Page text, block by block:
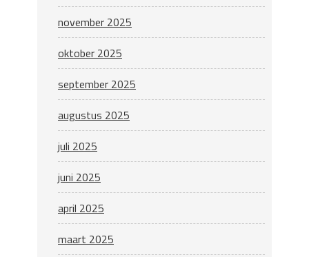
november 2025
oktober 2025
september 2025
augustus 2025
juli 2025
juni 2025
april 2025
maart 2025